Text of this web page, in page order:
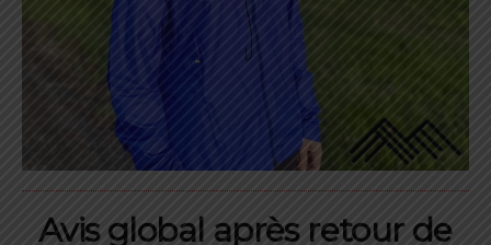
Avis global après retour de